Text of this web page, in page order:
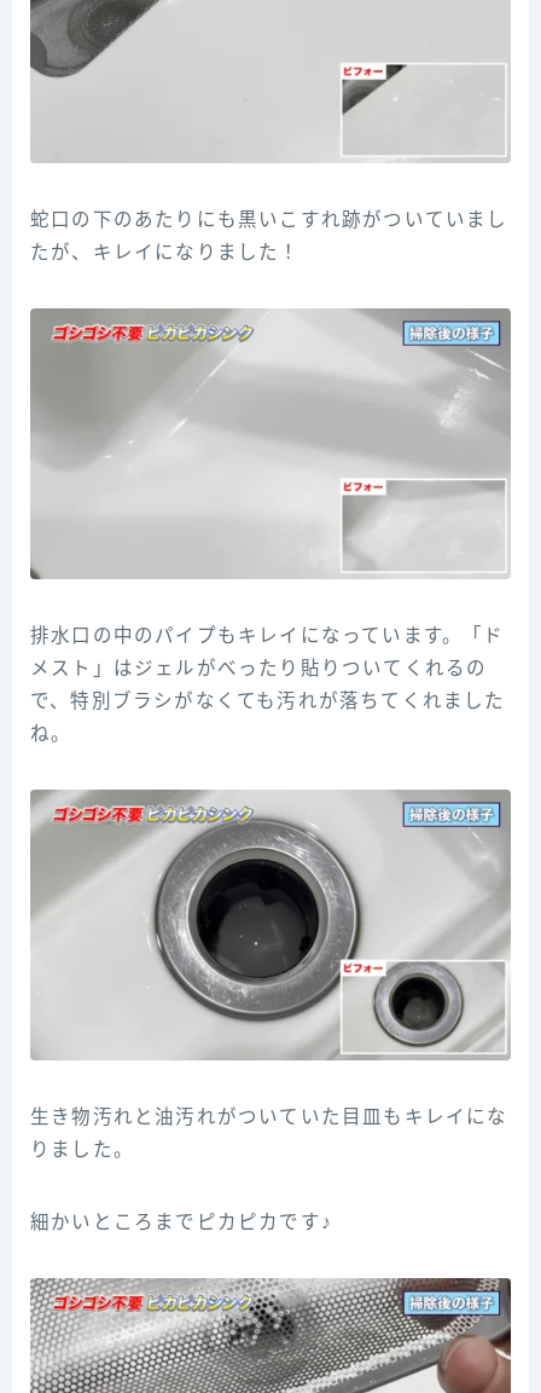
蛇口の下のあたりにも黒いこすれ跡がついていまし
たが、キレイになりました！
排水口の中のパイプもキレイになっています。「ド
メスト」はジェルがべったり貼りついてくれるの
で、特別ブラシがなくても汚れが落ちてくれました
ね。
生き物汚れと油汚れがついていた目皿もキレイにな
りました。
細かいところまでピカピカです♪